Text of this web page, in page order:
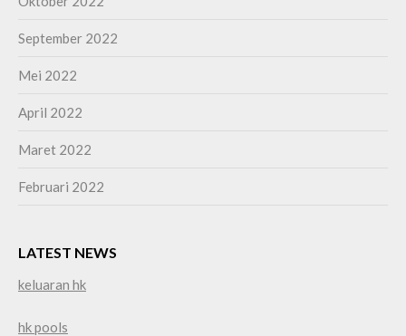
September 2022
Mei 2022
April 2022
Maret 2022
Februari 2022
LATEST NEWS
keluaran hk
hk pools